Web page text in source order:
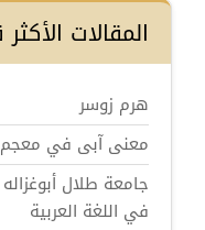
المقالات
هرم زوسر
معنى آبى في معجم
جامعة طلال
في اللغة العربية